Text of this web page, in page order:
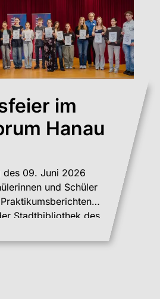
im
Hanau
des 09. Juni 2026
und Schüler
Stadtbibliothek des